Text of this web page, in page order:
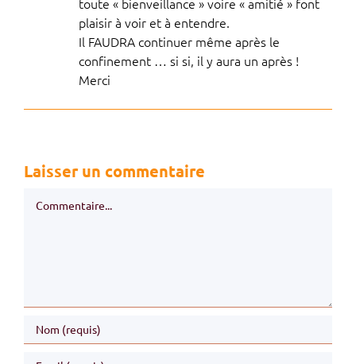
plaisir à voir et à entendre.
Il FAUDRA continuer même après le
confinement … si si, il y aura un après !
Merci
Laisser un commentaire
Commentaire